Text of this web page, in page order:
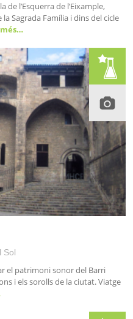
de l’Esquerra de l’Eixample,
Sagrada Família i dins del cicle
Sol
el patrimoni sonor del Barri
i els sorolls de la ciutat. Viatge